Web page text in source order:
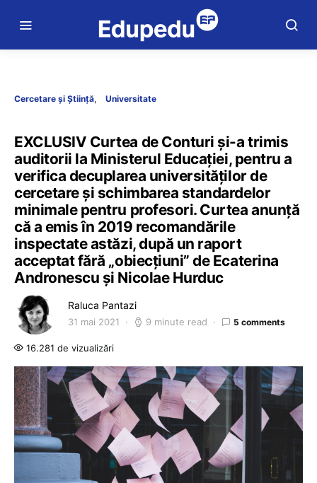
Cercetare și Știință Universitate
EXCLUSIV Curtea de Conturi și-a trimis
auditorii la Ministerul Educației, pentru a
verifica decuplarea universităților de
cercetare și schimbarea standardelor
minimale pentru profesori. Curtea anunță
că a emis în 2019 recomandările
inspectate astăzi, după un raport
acceptat fără „obiecțiuni” de Ecaterina
Andronescu și Nicolae Hurduc
Raluca Pantazi
31 mai 2021 9 minute read 5 comments
16.281 de vizualizări